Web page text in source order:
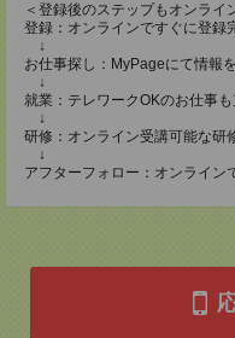
＜登録後のステップもオンライ
登録：オンラインですぐに登録
↓
お仕事探し：MyPageにて情報
↓
就業：テレワークOKのお仕事
↓
研修：オンライン受講可能な研
↓
アフターフォロー：オンライン